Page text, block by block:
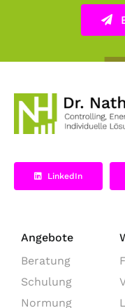
LinkedIn
Angebote
Beratung
Schulung
Normung